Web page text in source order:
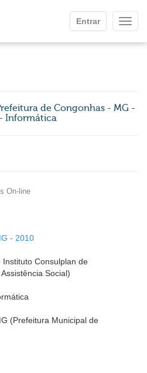
Entrar
de Congonhas - MG -
Informática
On-line
- 2010
Instituto Consulplan de
Social)
(Prefeitura Municipal de